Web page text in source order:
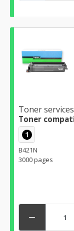
Toner services
Toner
1
B421N
3000 pages
